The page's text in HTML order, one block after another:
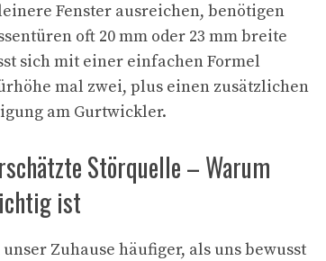
Fenster ausreichen, benötigen
oft 20 mm oder 23 mm breite
sich mit einer einfachen Formel
mal zwei, plus einen zusätzlichen
am Gurtwickler.
Störquelle – Warum
ist
Zuhause häufiger, als uns bewusst